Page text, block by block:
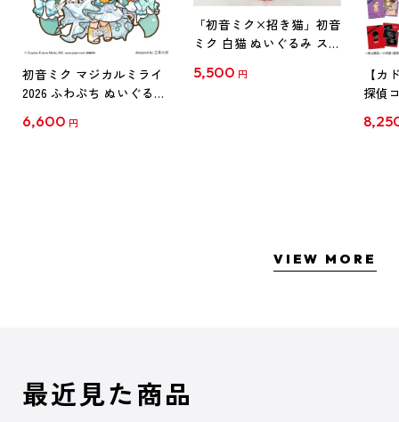
初音ミク マジカルミライ
2026 ふわぷち ぬいぐるみ
6,600 円
「初音ミク×招き猫」初音
ミク 白猫 ぬいぐるみ スタ
5,500 円
【カ
探偵
クリ
VIEW MORE
最近見た商品